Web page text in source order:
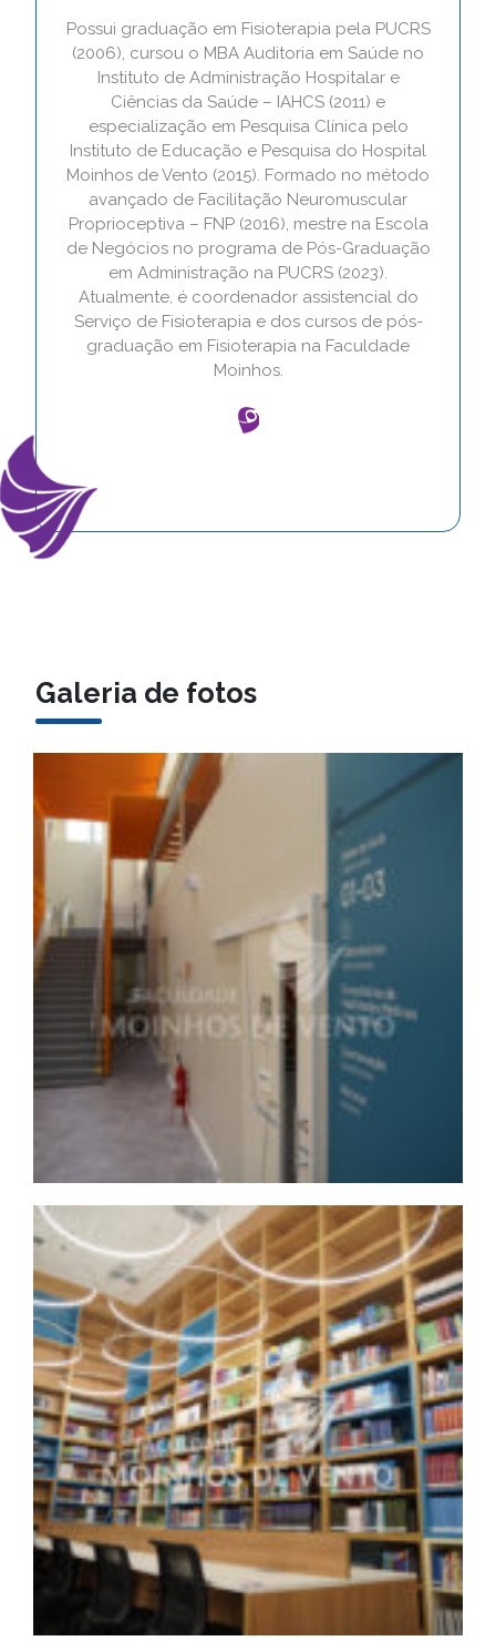
Possui graduação em Fisioterapia pela PUCRS
(2006), cursou o MBA Auditoria em Saúde no
Instituto de Administração Hospitalar e
Ciências da Saúde – IAHCS (2011) e
especialização em Pesquisa Clínica pelo
Instituto de Educação e Pesquisa do Hospital
Moinhos de Vento (2015). Formado no método
avançado de Facilitação Neuromuscular
Proprioceptiva – FNP (2016), mestre na Escola
de Negócios no programa de Pós-Graduação
em Administração na PUCRS (2023).
Atualmente, é coordenador assistencial do
Serviço de Fisioterapia e dos cursos de pós-
graduação em Fisioterapia na Faculdade
Moinhos.
Galeria de fotos